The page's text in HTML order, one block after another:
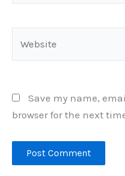
Save my name,
browser for the next